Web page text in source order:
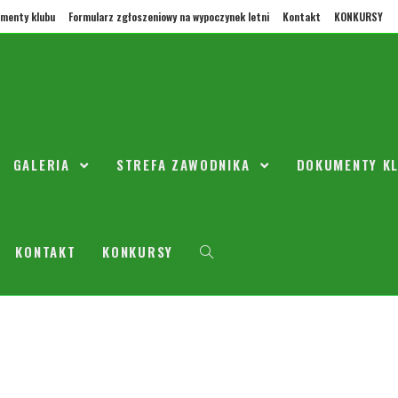
klubu Formularz zgłoszeniowy na wypoczynek letni Kontakt KONKURSY
GALERIA STREFA ZAWODNIKA DOKUMENTY
KONTAKT KONKURSY
ZIELONKA